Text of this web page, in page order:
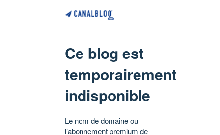
Ce blog est
temporairement
indisponible
Le nom de domaine ou
l’abonnement premium de